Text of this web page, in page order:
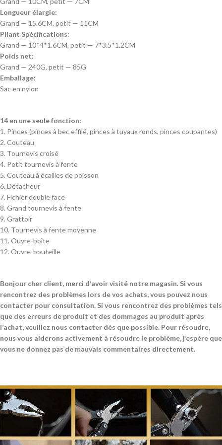
Longueur élargie:
Grand — 15.6CM, petit — 11CM
Pliant Spécifications:
Grand — 10*4*1.6CM, petit — 7*3.5*1.2CM
Poids net:
Grand — 240G, petit — 85G
Emballage:
Sac en nylon
14 en une seule fonction:
1. Pinces (pinces à bec effilé, pinces à tuyaux ronds, pinces coupantes)
2. Couteau
3. Tournevis croisé
4. Petit tournevis à fente
5. Couteau à écailles de poisson
6. Détacheur
7. Fichier double face
8. Grand tournevis à fente
9. Grattoir
10. Tournevis à fente moyenne
11. Ouvre-boîte
12. Ouvre-bouteille
Bonjour cher client, merci d’avoir visité notre magasin. Si vous
rencontrez des problèmes lors de vos achats, vous pouvez nous
contacter pour consultation. Si vous rencontrez des problèmes tels
que des erreurs de produit et des dommages au produit après
l’achat, veuillez nous contacter dès que possible. Pour résoudre,
nous vous aiderons activement à résoudre le problème, j’espère que
vous ne donnez pas de mauvais commentaires directement.